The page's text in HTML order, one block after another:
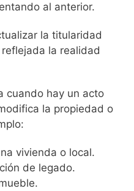
al anterior.
la titularidad
la realidad
cuando hay un acto
la propiedad o
vivienda o local.
de legado.